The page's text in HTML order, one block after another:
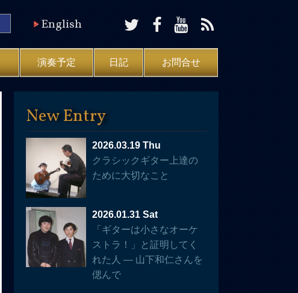
English
演奏予定 日記 お問合せ
New Entry
2026.03.19 Thu
クラシックギター上達の
ために大切なこと
2026.01.31 Sat
「ギターは小さなオーケ
ストラ！」と証明してく
れた人 — 山下和仁さんを
偲んで